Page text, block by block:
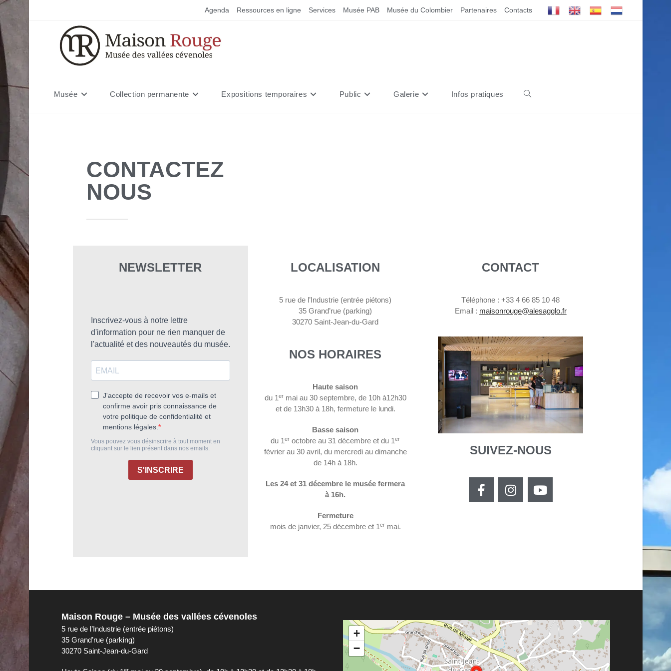
Agenda Ressources en ligne Services Musée PAB Musée du Colombier Partenaires Contacts
Musée Collection permanente Expositions temporaires Public Galerie Infos pratiques
CONTACTEZ
NOUS
NEWSLETTER LOCALISATION
5 rue de l’Industrie (entrée piétons)
35 Grand’rue (parking)
30270 Saint-Jean-du-Gard
NOS HORAIRES
Haute saison
du 1ermai au 30 septembre, de 10h à12h30
et de 13h30 à 18h, fermeture le lundi.
Basse saison
du 1er octobre au 31 décembre et du 1er
février au 30 avril, du mercredi au dimanche
de 14h à 18h.
Les 24 et 31 décembre le musée fermera
à 16h.
Fermeture
mois de janvier, 25 décembre et 1ermai.
CONTACT
Téléphone : +33 4 66 85 10 48
Email : maisonrouge@alesagglo.fr
SUIVEZ-NOUS
Maison Rouge – Musée des vallées cévenoles
5 rue de l’Industrie (entrée piétons)
35 Grand’rue (parking)
30270 Saint-Jean-du-Gard
+
−